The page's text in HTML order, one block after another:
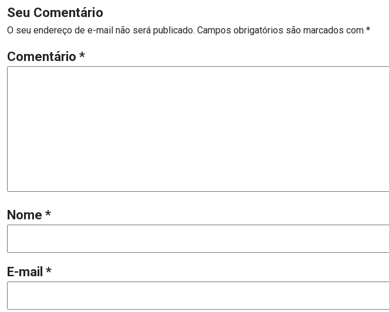
Seu Comentário
O seu endereço de e-mail não será publicado. Campos obrigatórios são marcados com *
Comentário *
Nome *
E-mail *